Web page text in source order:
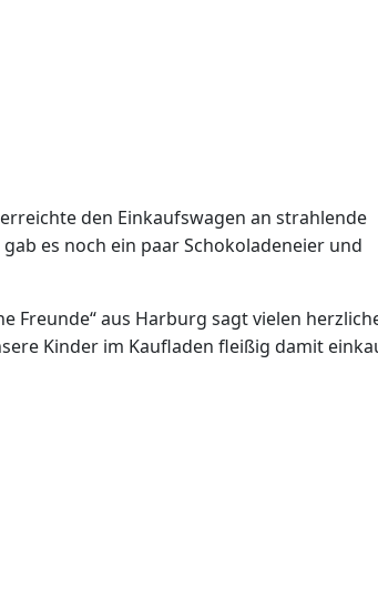
den Einkaufswagen an strahlende
es noch ein paar Schokoladeneier und
Freunde“ aus Harburg sagt vielen
Kinder im Kaufladen fleißig damit